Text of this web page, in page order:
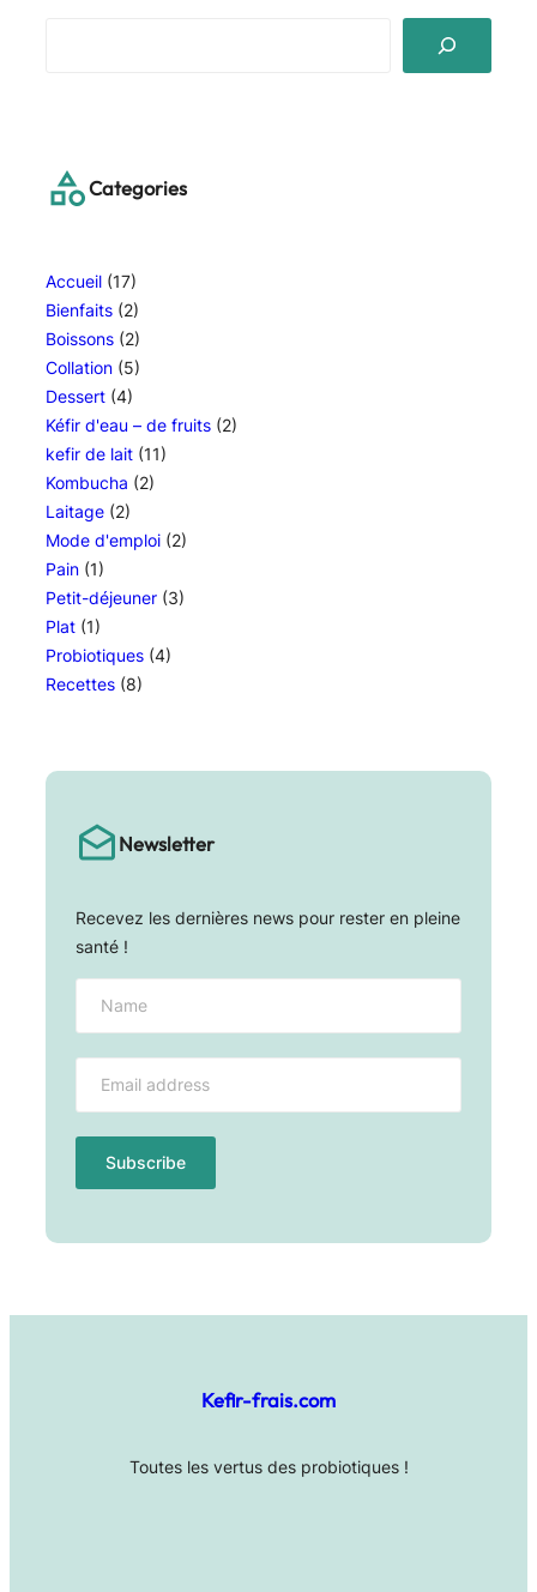
Categories
Accueil (17)
Bienfaits (2)
Boissons (2)
Collation (5)
Dessert (4)
Kéfir d'eau – de fruits (2)
kefir de lait (11)
Kombucha (2)
Laitage (2)
Mode d'emploi (2)
Pain (1)
Petit-déjeuner (3)
Plat (1)
Probiotiques (4)
Recettes (8)
Newsletter
Recevez les dernières news pour rester en pleine
santé !
Kefir-frais.com
Toutes les vertus des probiotiques !